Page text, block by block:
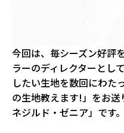
今回は、毎シーズン好評
ラーのディレクターとし
したい生地を数回にわた
の生地教えます!」をお
ネジルド・ゼニア」です。